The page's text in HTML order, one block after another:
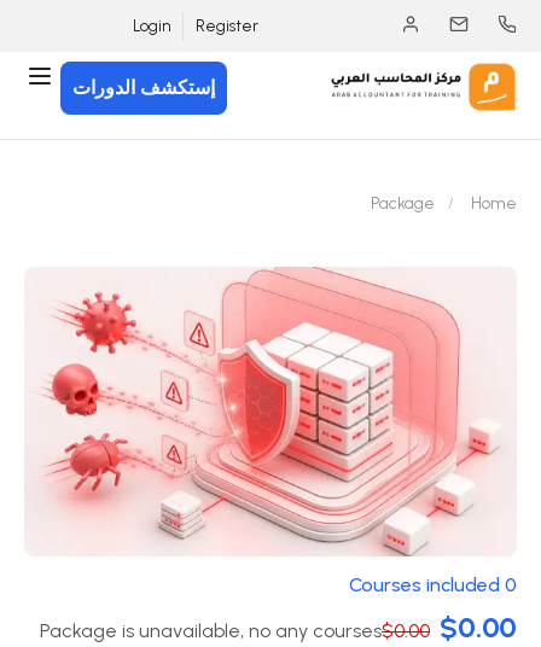
Register
Login
إستكشف الدورات
Home
Package
0 Courses included
$0.00 $0.00
Package is unavailable, no any courses